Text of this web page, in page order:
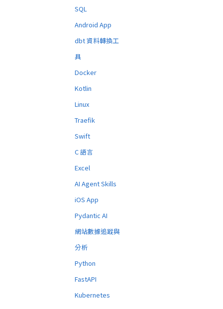
SQL
Android App
dbt 資料轉換工
具
Docker
Kotlin
Linux
Traefik
Swift
C 語言
Excel
AI Agent Skills
iOS App
Pydantic AI
網站數據追蹤與
分析
Python
FastAPI
Kubernetes